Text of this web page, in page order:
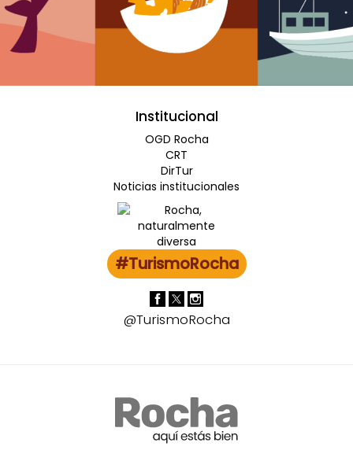
Institucional
OGD Rocha
CRT
DirTur
Noticias institucionales
#TurismoRocha
@TurismoRocha